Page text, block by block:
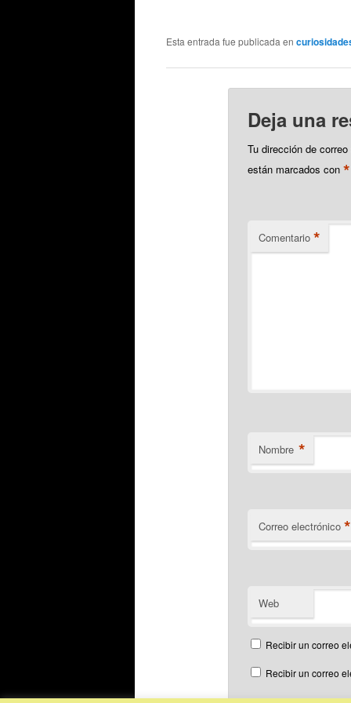
Esta entrada fue publicada en
Deja una
Tu dirección de
están marcados con*
Comentario *
Nombre *
Correo electrónico *
Web
Recibir un correo
Recibir un correo